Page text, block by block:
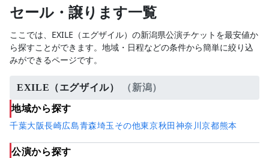
セール・譲ります一覧
ここでは、EXILE（エグザイル）の新潟県公演チケットを最安値か
ら探すことができます。地域・日程などの条件から簡単に絞り込
みができるページです。
EXILE（エグザイル） （新潟）
地域から探す
千葉大阪長崎広島青森埼玉 その他東京秋田 神奈川京都熊本
公演から探す